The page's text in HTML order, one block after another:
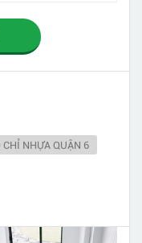
CHỈ NHỰA QUẬN 6